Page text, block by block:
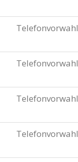
Telefonvorwahl
Telefonvorwahl
Telefonvorwahl
Telefonvorwahl